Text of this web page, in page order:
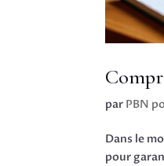
par PBN
Dans le
pour